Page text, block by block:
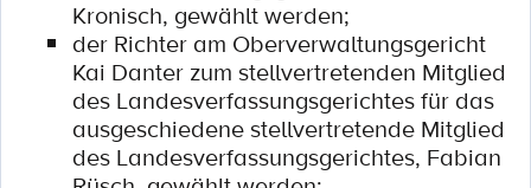
Kronisch, gewählt werden;
der Richter am Oberverwaltungsgericht
Kai Danter zum stellvertretenden Mitglied
des Landesverfassungsgerichtes für das
ausgeschiedene stellvertretende Mitglied
des Landesverfassungsgerichtes, Fabian